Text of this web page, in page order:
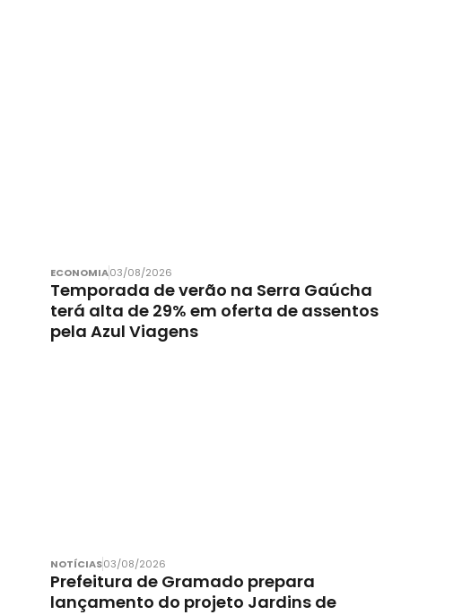
ECONOMIA03/08/2026
Temporada de verão na Serra Gaúcha
terá alta de 29% em oferta de assentos
pela Azul Viagens
NOTÍCIAS03/08/2026
Prefeitura de Gramado prepara
lançamento do projeto Jardins de